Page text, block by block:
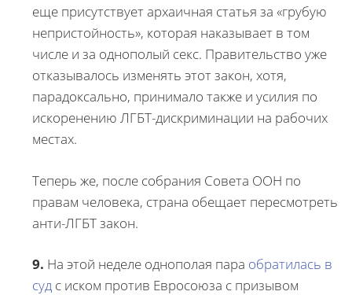
еще присутствует архаичная статья за «грубую
непристойность», которая наказывает в том
числе и за однополый секс. Правительство уже
отказывалось изменять этот закон, хотя,
парадоксально, принимало также и усилия по
искоренению ЛГБТ-дискриминации на рабочих
местах.
Теперь же, после собрания Совета ООН по
правам человека, страна обещает пересмотреть
анти-ЛГБТ закон.
9. На этой неделе однополая пара обратилась в
суд с иском против Евросоюза с призывом